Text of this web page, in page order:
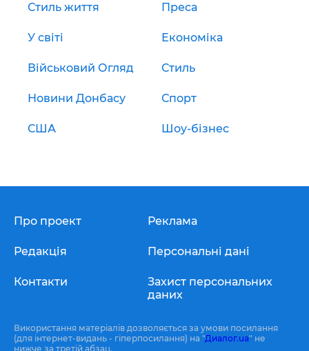
Стиль життя Преса
У світі Економіка
Військовий Огляд Стиль
Новини Донбасу Спорт
США Шоу-бізнес
Про проект
Редакція
Контакти
Реклама
Персональні дані
Захист персональних
даних
Використання матеріалів дозволяється за умови посилання
(для інтернет-видань - гіперпосилання) на "Диалог.ua" не
нижче за третій абзац.